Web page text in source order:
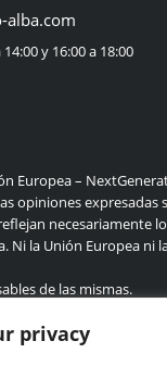
privacy
alba.com
y 16:00 a 18:00
Europea –
opiniones expresadas
necesariamente
Ni la Unión Europea ni
de las mismas.